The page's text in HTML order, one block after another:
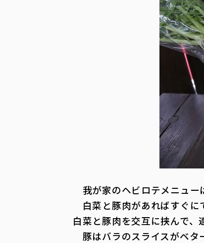
我が家のヘビロテメニュ
白菜と豚肉があればすぐに
白菜と豚肉を交互に挟んで
豚はバラのスライスがベタ